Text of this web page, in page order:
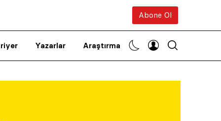
Abone Ol
Yazarlar Araştırma